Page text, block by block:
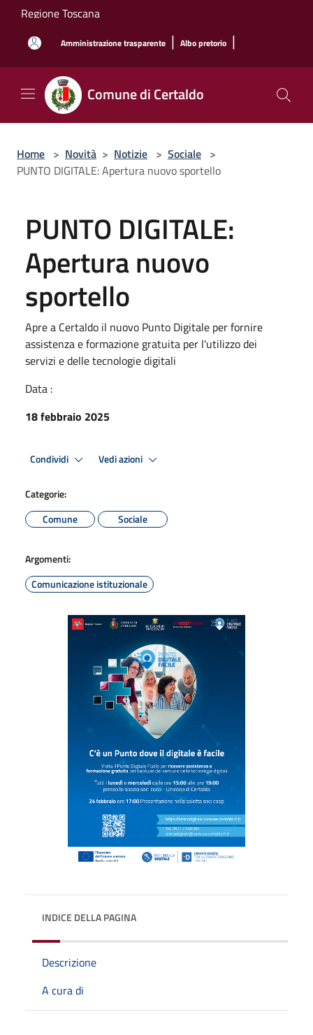
Salta al contenuto principale
Regione Toscana
Amministrazione trasparente | Albo pretorio |
Comune di Certaldo
Home > Novità > Notizie > Sociale >
PUNTO DIGITALE: Apertura nuovo sportello
PUNTO DIGITALE:
Apertura nuovo
sportello
Apre a Certaldo il nuovo Punto Digitale per fornire
assistenza e formazione gratuita per l'utilizzo dei
servizi e delle tecnologie digitali
Data :
18 febbraio 2025
Condividi Vedi azioni
Categorie:
Comune
Sociale
Argomenti:
Comunicazione istituzionale
INDICE DELLA PAGINA
Descrizione
A cura di